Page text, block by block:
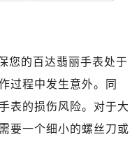
您的百达翡丽手表处于
过程中发生意外。同
表的损伤风险。对于大
要一个细小的螺丝刀或